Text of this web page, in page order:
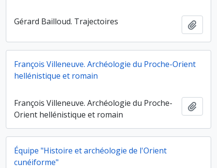
Gérard Bailloud. Trajectoires
François Villeneuve. Archéologie du Proche-Orient
hellénistique et romain
François Villeneuve. Archéologie du Proche-
Orient hellénistique et romain
Équipe "Histoire et archéologie de l'Orient
cunéiforme"